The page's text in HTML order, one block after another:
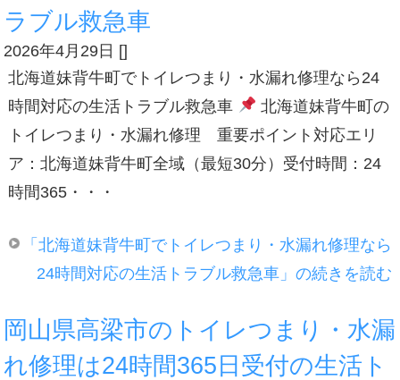
ラブル救急車
2026年4月29日 []
北海道妹背牛町でトイレつまり・水漏れ修理なら24
時間対応の生活トラブル救急車
北海道妹背牛町の
トイレつまり・水漏れ修理 重要ポイント対応エリ
ア：北海道妹背牛町全域（最短30分）受付時間：24
時間365・・・
「北海道妹背牛町でトイレつまり・水漏れ修理なら
24時間対応の生活トラブル救急車」の続きを読む
岡山県高梁市のトイレつまり・水漏
れ修理は24時間365日受付の生活ト